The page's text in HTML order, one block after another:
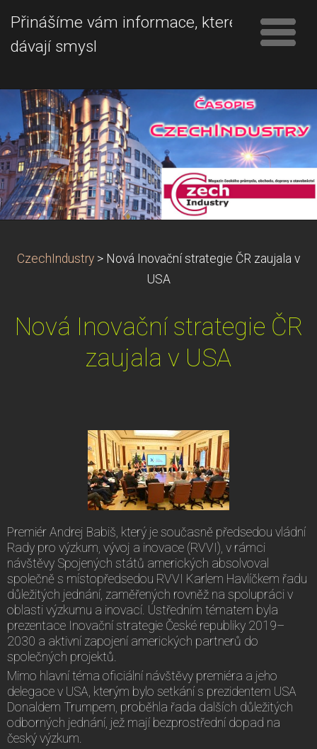
Přinášíme vám informace, které
dávají smysl
CzechIndustry > Nová Inovační strategie ČR zaujala v
USA
Nová Inovační strategie ČR
zaujala v USA
Premiér Andrej Babiš, který je současně předsedou vládní
Rady pro výzkum, vývoj a inovace (RVVI), v rámci
návštěvy Spojených států amerických absolvoval
společně s místopředsedou RVVI Karlem Havlíčkem řadu
důležitých jednání, zaměřených rovněž na spolupráci v
oblasti výzkumu a inovací. Ústředním tématem byla
prezentace Inovační strategie České republiky 2019–
2030 a aktivní zapojení amerických partnerů do
společných projektů.
Mimo hlavní téma oficiální návštěvy premiéra a jeho
delegace v USA, kterým bylo setkání s prezidentem USA
Donaldem Trumpem, proběhla řada dalších důležitých
odborných jednání, jež mají bezprostřední dopad na
český výzkum.